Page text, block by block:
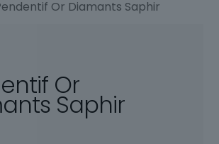
Or Diamants Saphir
Or
Saphir